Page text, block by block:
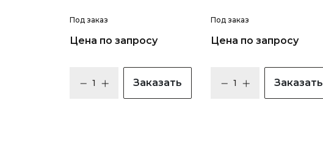
Под заказ
Цена по запросу
Заказать
Под заказ
Цена по запросу
Заказать